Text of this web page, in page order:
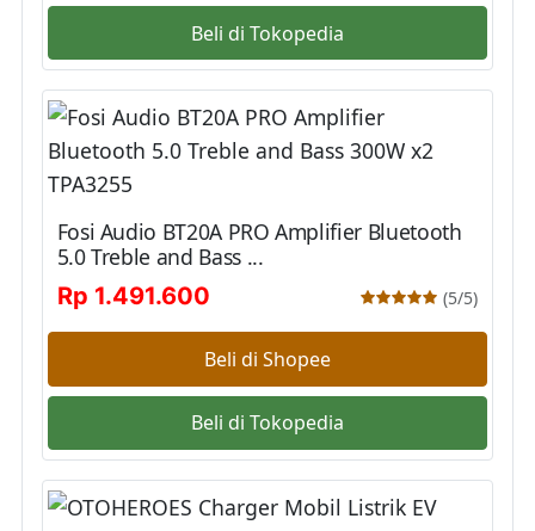
Beli di Tokopedia
Fosi Audio BT20A PRO Amplifier Bluetooth
5.0 Treble and Bass ...
Rp 1.491.600
(5/5)
Beli di Shopee
Beli di Tokopedia